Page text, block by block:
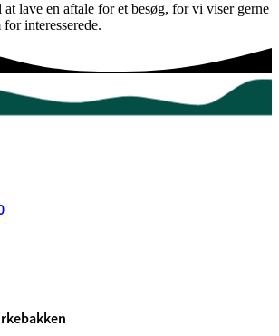
lave en aftale for et besøg, for vi viser gerne
interesserede.